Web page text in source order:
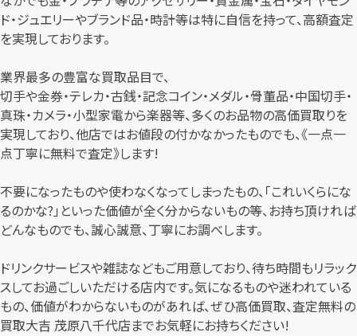
ド・ジュエリーやブランド品・時計等は特に自信を持って、高額査定
を実現しております。
業界最多の豊富な買取品目で、
切手や金券・テレカ・古銭・記念コイン・メダル・骨董品・中国切手・
真珠・カメラ・小型家電から楽器等、多くのお品物の高価買取りを
実現しており、他店ではお値段の付かなかったものでも、《一点一
点丁寧に無料で査定》します!
不要になったものや使わなくなってしまったもの、「これいくらにな
るのかな?」といった価値が全く分からないもの等、お持ち頂ければ
どんなものでも、誠心誠意、丁寧にお調べします。
ドリンクサービスや雑誌などもご用意しており、待ち時間もリラック
スしてお過ごしいただける店内です。気になるものや迷われている
もの、価値がわからないものがあれば、ぜひ高価買取、査定無料の
買取大吉 茂原八千代店までお気軽にお持ちください!